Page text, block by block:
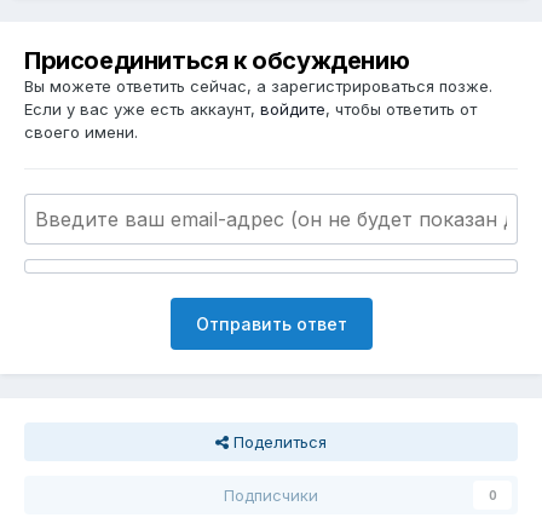
Присоединиться к обсуждению
Вы можете ответить сейчас, а зарегистрироваться позже.
Если у вас уже есть аккаунт, войдите, чтобы ответить от
своего имени.
Отправить ответ
Поделиться
Подписчики 0